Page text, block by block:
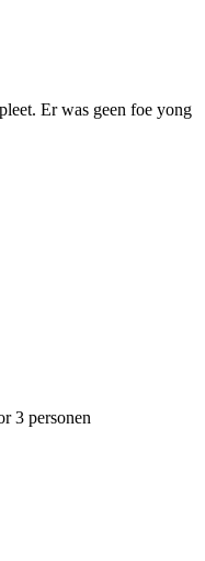
Er was geen foe yong
3 personen